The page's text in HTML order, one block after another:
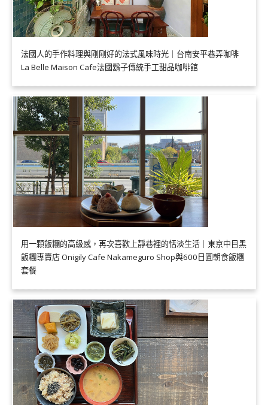
法國人的手作料理與剛剛好的法式風味時光｜台南安平巷弄咖啡
La Belle Maison Cafe法國鬍子傳統手工甜品咖啡館
用一顆飯糰的高級感，再次喜歡上靜巷裡的恬淡生活｜東京中目黑
飯糰專賣店 Onigily Cafe Nakameguro Shop與600日圓朝食飯糰
套餐